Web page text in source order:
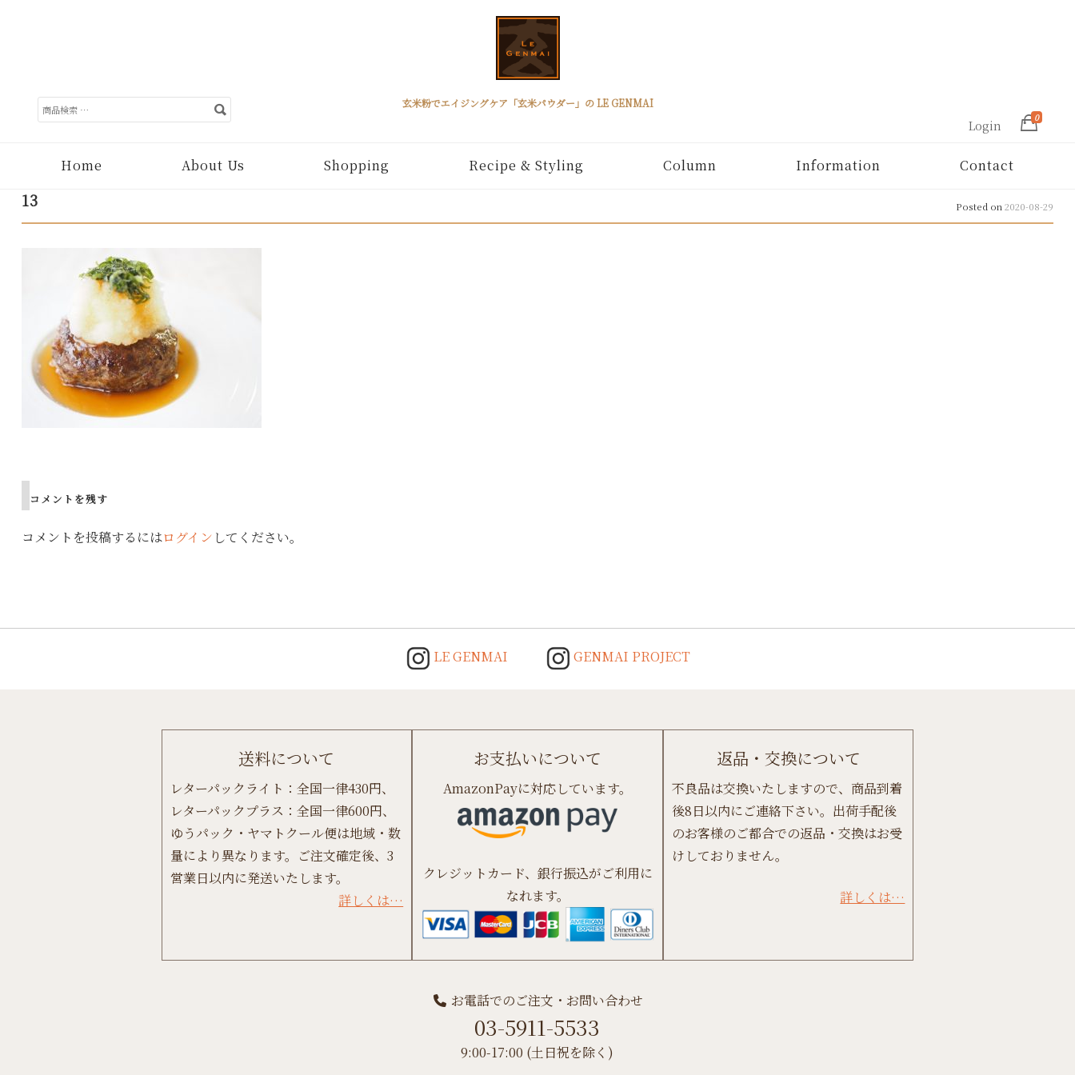
検
索
玄米粉でエイジングケア「玄米パウダー」の LE GENMAI
Login
0
Home About Us Shopping Recipe & Styling Column Information Contact
13 Posted on2020-08-29
コメントを残す
コメントを投稿するにはログイン してください。
LE GENMAI GENMAI PROJECT
送料について
レターパックライト：全国一律430円、
レターパックプラス：全国一律600円、
ゆうパック・ヤマトクール便は地域・数
量により異なります。ご注文確定後、3
営業日以内に発送いたします。
詳しくは…
お支払いについて
AmazonPayに対応しています。
クレジットカード、銀行振込がご利用に
なれます。
返品・交換について
不良品は交換いたしますので、商品到着
後8日以内にご連絡下さい。出荷手配後
のお客様のご都合での返品・交換はお受
けしておりません。
詳しくは…
お電話でのご注文・お問い合わせ
03-5911-5533
9:00-17:00 (土日祝を除く)